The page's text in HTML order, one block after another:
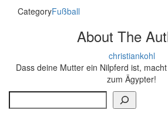
CategoryFußball
About The
christiankohl
Dass deine Mutter ein Nilpferd ist,
zum Ägypter!